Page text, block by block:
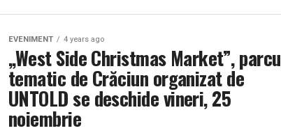
EVENIMENT 4 years ago
,,West Side Christmas Market”,
tematic de Crăciun organizat de
UNTOLD se deschide vineri, 25
noiembrie